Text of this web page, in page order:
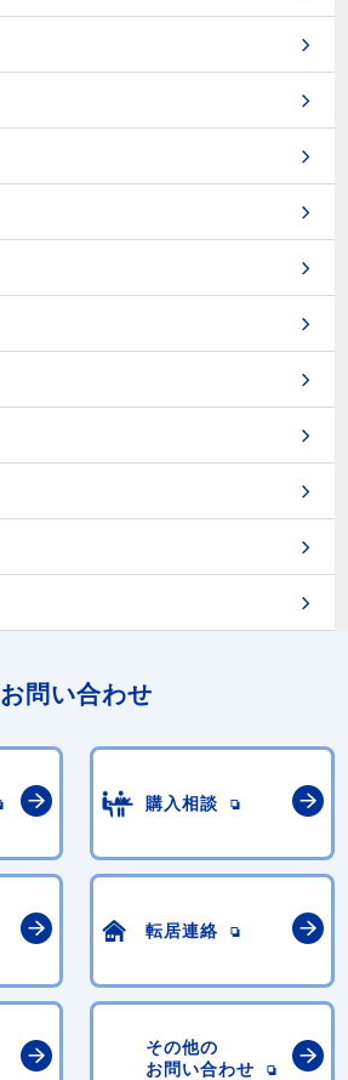
お問い合わせ
購入相談
転居連絡
その他の
お問い合わせ